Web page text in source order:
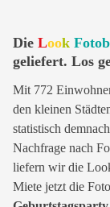
Die Look
geliefert. Los
Mit 772
den kleinen
statistisch
Nachfrage nach
liefern wir die
Miete jetzt die